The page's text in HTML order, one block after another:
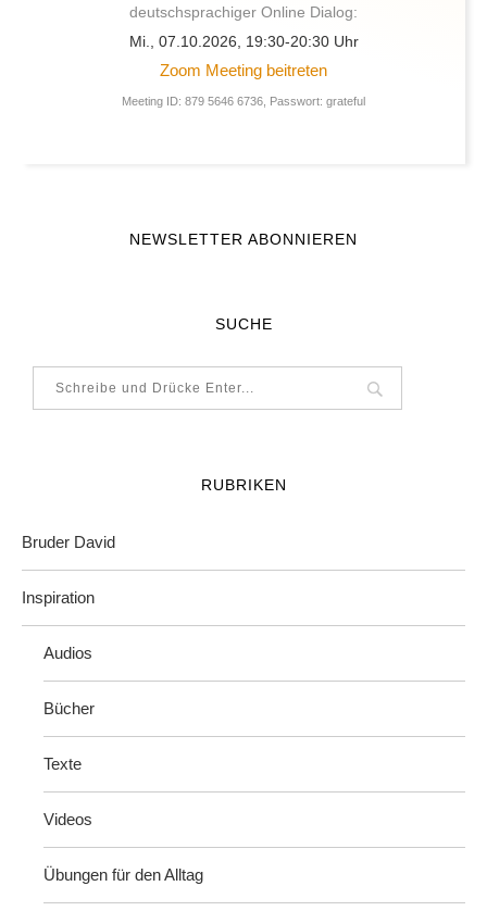
deutschsprachiger Online Dialog:
Mi., 07.10.2026, 19:30-20:30 Uhr
Zoom Meeting beitreten
Meeting ID: 879 5646 6736, Passwort: grateful
NEWSLETTER ABONNIEREN
SUCHE
RUBRIKEN
Bruder David
Inspiration
Audios
Bücher
Texte
Videos
Übungen für den Alltag